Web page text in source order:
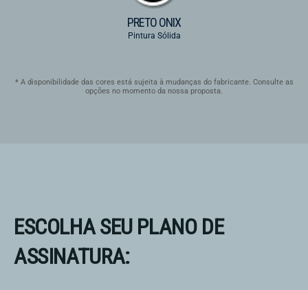
PRETO ONIX
Pintura Sólida
* A disponibilidade das cores está sujeita à mudanças do fabricante. Consulte as
opções no momento da nossa proposta.
ESCOLHA SEU PLANO DE
ASSINATURA: